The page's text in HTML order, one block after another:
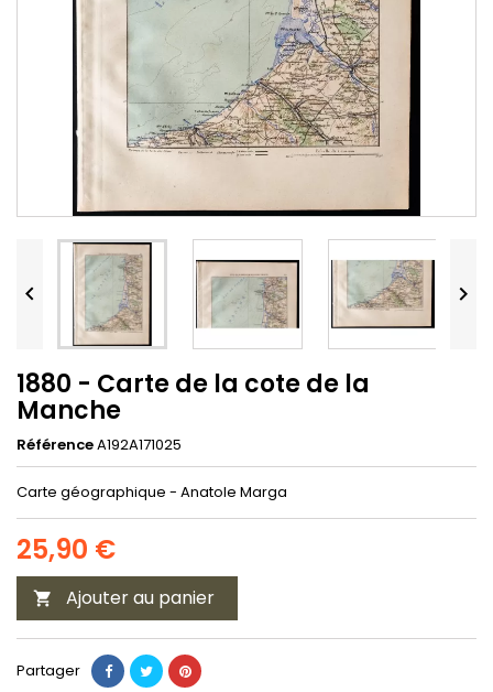
 
1880 - Carte de la cote de la
Manche
RéférenceA192A171025
Carte géographique - Anatole Marga
25,90 €
 Ajouter au panier
Partager